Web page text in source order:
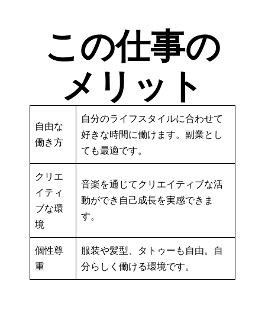
この仕事の
メリット
自由な
働き方
自分のライフスタイルに合わせて
好きな時間に働けます。副業とし
ても最適です。
クリエ
イティ
ブな環
境
音楽を通じてクリエイティブな活
動ができ自己成長を実感できま
す。
個性尊
重
服装や髪型、タトゥーも自由。自
分らしく働ける環境です。